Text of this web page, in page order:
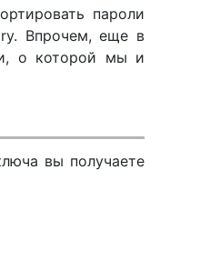
пароли
Впрочем, еще в
о которой мы и
вы получаете